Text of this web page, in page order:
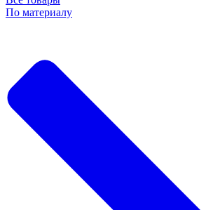
По материалу